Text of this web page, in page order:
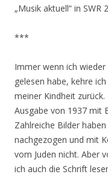
„Musik aktuell“ in SWR
***
Immer wenn ich
gelesen habe, kehre
meiner Kindheit
Ausgabe von 1937 mit
Zahlreiche Bilder
nachgezogen und mit
vom Juden nicht. Aber
ich auch die Schrift